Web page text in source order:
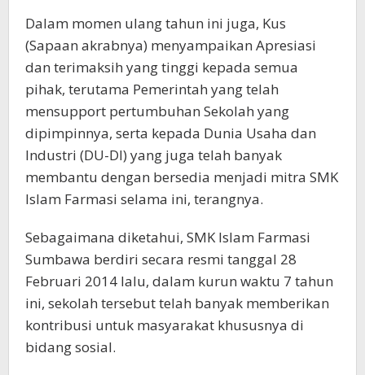
Dalam momen ulang tahun ini juga, Kus
(Sapaan akrabnya) menyampaikan Apresiasi
dan terimaksih yang tinggi kepada semua
pihak, terutama Pemerintah yang telah
mensupport pertumbuhan Sekolah yang
dipimpinnya, serta kepada Dunia Usaha dan
Industri (DU-DI) yang juga telah banyak
membantu dengan bersedia menjadi mitra SMK
Islam Farmasi selama ini, terangnya.
Sebagaimana diketahui, SMK Islam Farmasi
Sumbawa berdiri secara resmi tanggal 28
Februari 2014 lalu, dalam kurun waktu 7 tahun
ini, sekolah tersebut telah banyak memberikan
kontribusi untuk masyarakat khususnya di
bidang sosial.